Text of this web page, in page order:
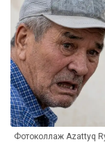
Фотоколлаж Azattyq